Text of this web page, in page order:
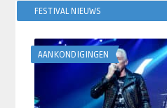
FESTIVAL NIEUWS
AANKONDIGINGEN